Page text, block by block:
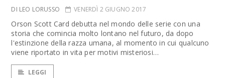
DI LEO LORUSSO VENERDÌ 2 GIUGNO 2017
Orson Scott Card debutta nel mondo delle serie con una
storia che comincia molto lontano nel futuro, da dopo
l'estinzione della razza umana, al momento in cui qualcuno
viene riportato in vita per motivi misteriosi…
LEGGI